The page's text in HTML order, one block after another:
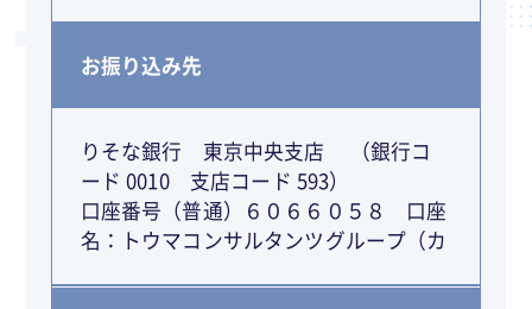
お振り込み先
りそな銀行 東京中央支店 （銀行コ
ード 0010 支店コード 593）
口座番号（普通）６０６６０５８ 口座
名：トウマコンサルタンツグループ（カ